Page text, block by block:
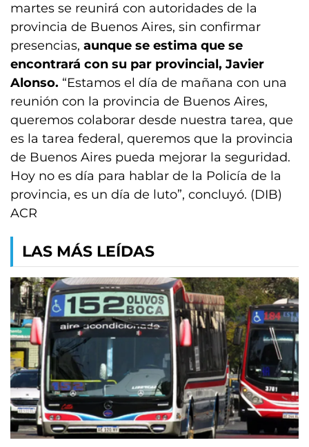
martes se reunirá con autoridades de la
provincia de Buenos Aires, sin confirmar
presencias, aunque se estima que se
encontrará con su par provincial, Javier
Alonso. “Estamos el día de mañana con una
reunión con la provincia de Buenos Aires,
queremos colaborar desde nuestra tarea, que
es la tarea federal, queremos que la provincia
de Buenos Aires pueda mejorar la seguridad.
Hoy no es día para hablar de la Policía de la
provincia, es un día de luto”, concluyó. (DIB)
ACR
LAS MÁS LEÍDAS